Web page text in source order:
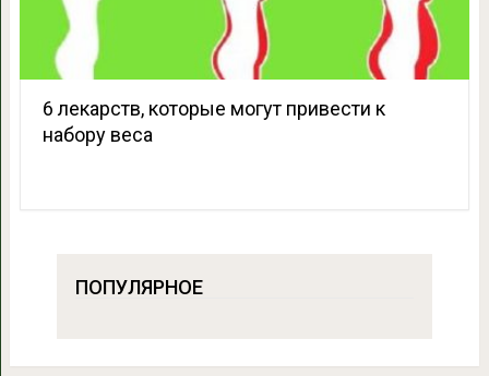
6 лекарств, которые могут привести к
набору веса
ПОПУЛЯРНОЕ